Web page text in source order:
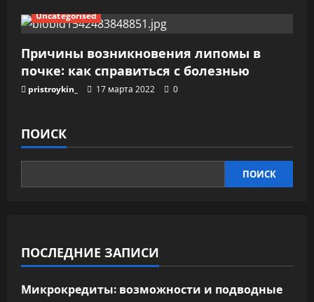
Uncategorised
Причины возникновения липомы в
почке: как справиться с болезнью
pristroykin_ 17 марта 2022 0
ПОИСК
ПОИСК
ПОСЛЕДНИЕ ЗАПИСИ
Микрокредиты: возможности и подводные